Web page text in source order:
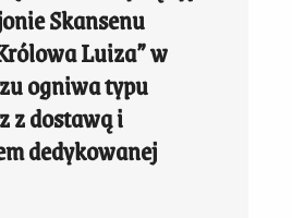
Skansenu
Luiza” w
ogniwa typu
z dostawą i
dedykowanej